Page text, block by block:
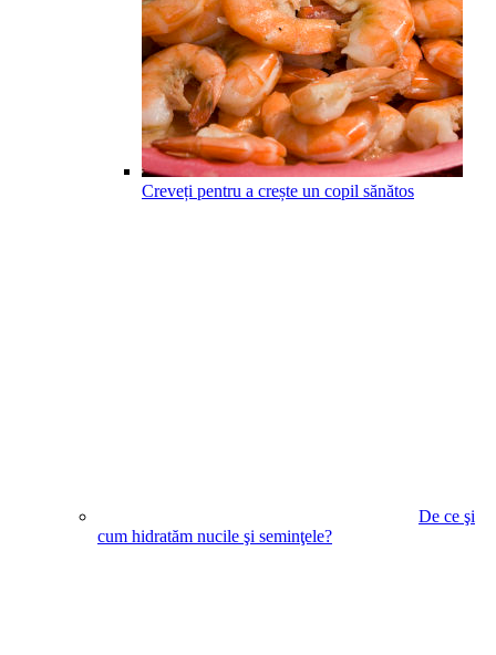
Creveți pentru a crește un copil sănătos
De ce şi
cum hidratăm nucile şi seminţele?